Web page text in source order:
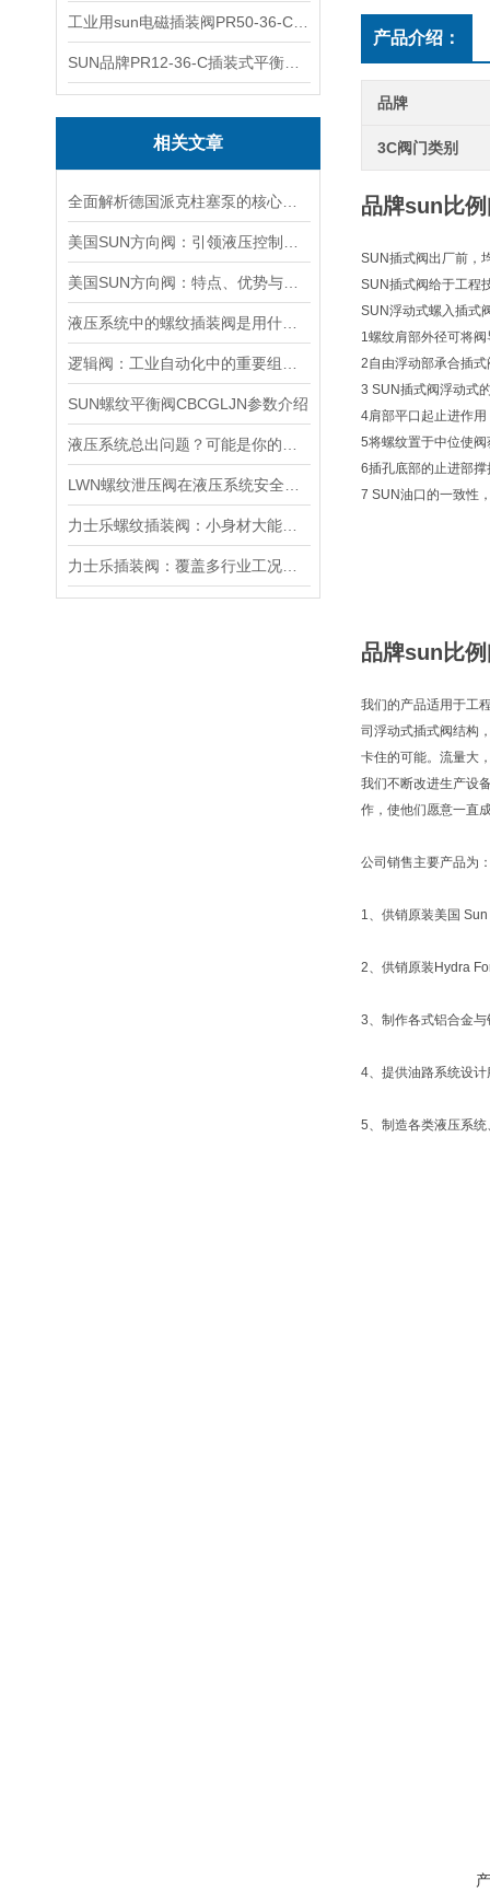
相关文章
SUN螺纹平衡阀CBCGLJN参数介绍
产品介绍：
品牌
3C阀门类别
品牌sun比
SUN插式阀出厂前，
SUN插式阀给于工程
SUN浮动式螺入插
1螺纹肩部外径可将
2自由浮动部承合插
3 SUN插式阀浮动式
4肩部平口起止进作
5将螺纹置于中位使
6插孔底部的止进部
7 SUN油口的一致性
品牌sun比
我们的产品适用于工
司浮动式插式阀结构
卡住的可能。流量大
我们不断改进生产设
作，使他们愿意一直
公司销售主要产品为
1、供销原装美国
2、供销原装Hydra
3、制作各式铝合金与
4、提供油路系统设
5、制造各类液压系